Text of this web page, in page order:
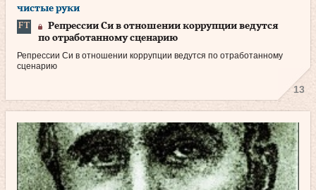
чистые руки
Репрессии Си в отношении коррупции ведутся
по отработанному сценарию
Репрессии Си в отношении коррупции ведутся по отработанному
сценарию
13